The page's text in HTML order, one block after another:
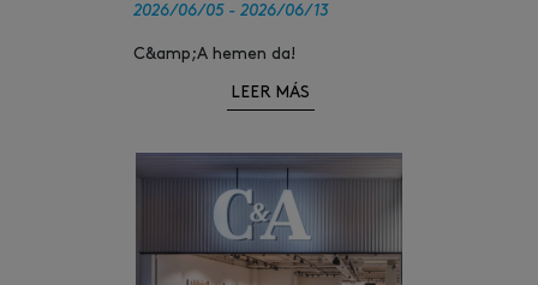
2026/06/05 - 2026/06/13
C&amp;A hemen da!
LEER MÁS